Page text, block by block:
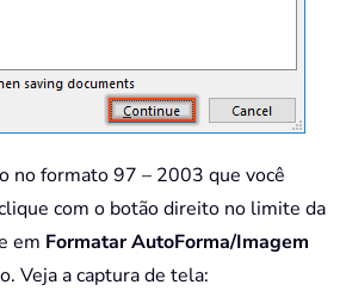
no formato 97 – 2003 que você
com o botão direito no limite da
em Formatar AutoForma/Imagem
Veja a captura de tela: